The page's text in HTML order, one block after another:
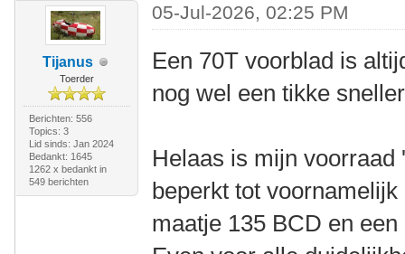
Tijanus
Toerder
Berichten: 556
Topics: 3
Lid sinds: Jan 2024
Bedankt: 1645
1262 x bedankt in
549 berichten
05-Jul-2026, 02:25 PM
Een 70T voorblad is
nog wel een tikke
Helaas is mijn
beperkt tot
maatje 135 BCD en